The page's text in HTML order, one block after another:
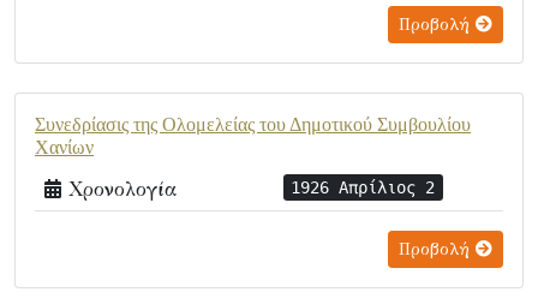
Προβολή
Συνεδρίασις της Ολομελείας του Δημοτικού Συμβουλίου
Χανίων
Χρονολογία 1926 Απρίλιος 2
Προβολή